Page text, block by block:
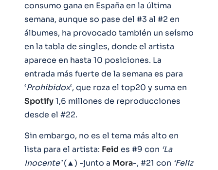
consumo gana en España en la última
semana, aunque so pase del #3 al #2 en
álbumes, ha provocado también un seísmo
en la tabla de singles, donde el artista
aparece en hasta 10 posiciones. La
entrada más fuerte de la semana es para
‘Prohibidox‘, que roza el top20 y suma en
Spotify1,6 millones de reproducciones
desde el #22.
Sin embargo, no es el tema más alto en
lista para el artista: Feid es #9 con ‘La
Inocente’(▲) -junto a Mora-, #21 con ‘Feliz